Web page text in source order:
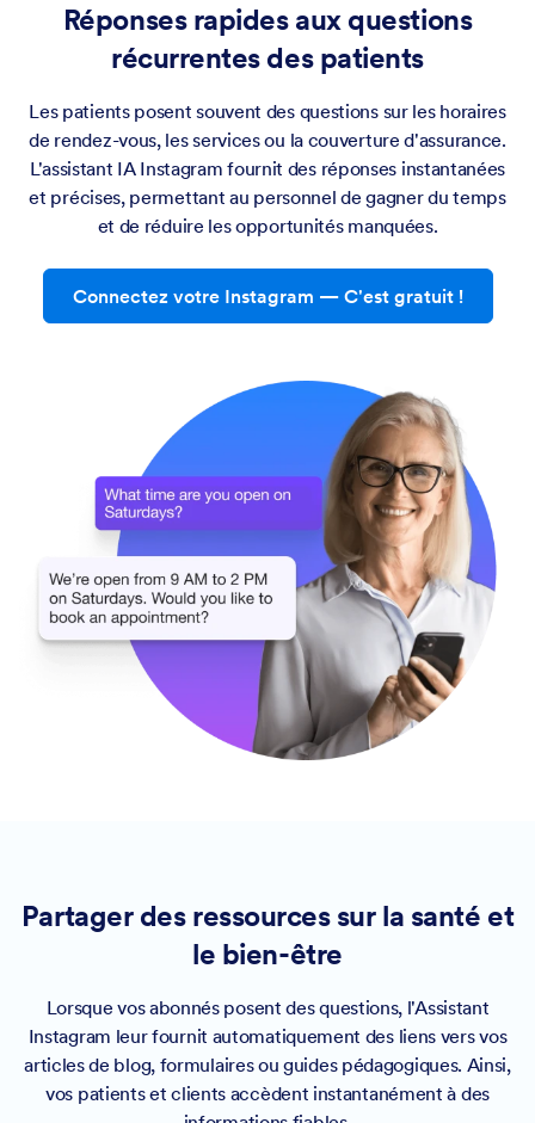
Réponses rapides aux questions
récurrentes des patients
Les patients posent souvent des questions sur les horaires
de rendez-vous, les services ou la couverture d'assurance.
L'assistant IA Instagram fournit des réponses instantanées
et précises, permettant au personnel de gagner du temps
et de réduire les opportunités manquées.
Connectez votre Instagram — C'est gratuit !
Partager des ressources sur la santé et
le bien-être
Lorsque vos abonnés posent des questions, l'Assistant
Instagram leur fournit automatiquement des liens vers vos
articles de blog, formulaires ou guides pédagogiques. Ainsi,
vos patients et clients accèdent instantanément à des